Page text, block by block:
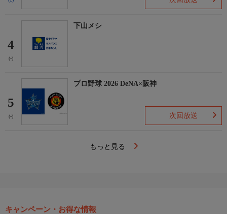
4
(-)
下山メシ
5
(-)
プロ野球 2026 DeNA×阪神
次回放送
もっと見る
キャンペーン・お得な情報